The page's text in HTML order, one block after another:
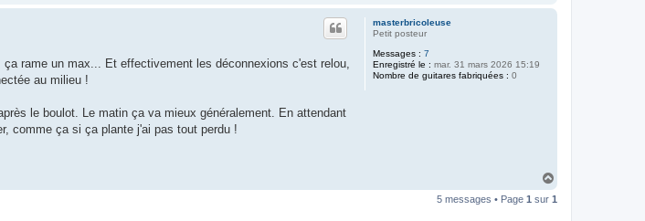
masterbricoleuse
Petit posteur
Messages : 7
Enregistré le : mar. 31 mars 2026 15:19
Nombre de guitares fabriquées : 0
rame un max... Et effectivement les déconnexions c'est relou,
au milieu !
le boulot. Le matin ça va mieux généralement. En attendant
comme ça si ça plante j'ai pas tout perdu !
u
5 messages • Page 1 sur 1